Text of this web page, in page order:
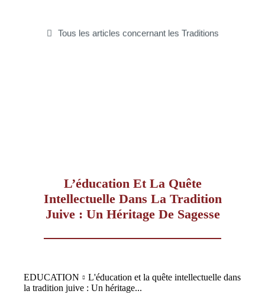
Tous les articles concernant les Traditions
L’éducation Et La Quête
Intellectuelle Dans La Tradition
Juive : Un Héritage De Sagesse
EDUCATION
L'éducation et la quête intellectuelle dans
la tradition juive : Un héritage...